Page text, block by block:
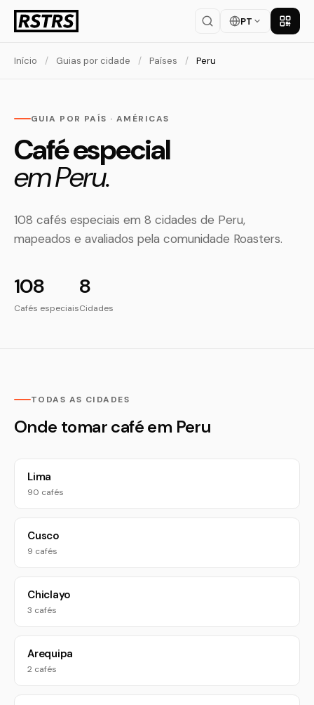
PT Baixar
Início / Guias por cidade / Países / Peru
GUIA POR PAÍS · AMÉRICAS
Café especial
em Peru.
108 cafés especiais em 8 cidades de Peru,
mapeados e avaliados pela comunidade Roasters.
108
Cafés especiais
8
Cidades
TODAS AS CIDADES
Onde tomar café em Peru
Lima
90 cafés
Cusco
9 cafés
Chiclayo
3 cafés
Arequipa
2 cafés